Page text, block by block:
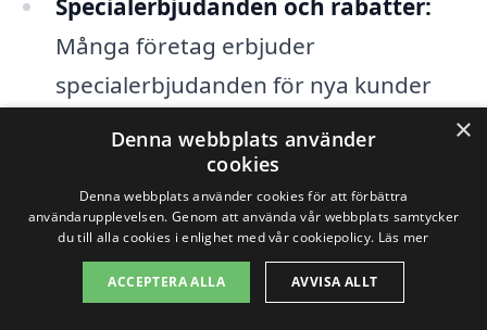
Specialerbjudanden och rabatter:
Många företag erbjuder
specialerbjudanden för nya kunder
eller rabatter för långsiktiga avtal,
vilket kan sänka kostnaderna.
För att få det bästa erbjudandet för
hemstäd i Falla är det en god idé att
begära offerter från flera olika städfirmor.
×
Denna webbplats använder
cookies
Denna webbplats använder cookies för att förbättra
användarupplevelsen. Genom att använda vår webbplats samtycker
du till alla cookies i enlighet med vår cookiepolicy. Läs mer
ACCEPTERA ALLA AVVISA ALLT